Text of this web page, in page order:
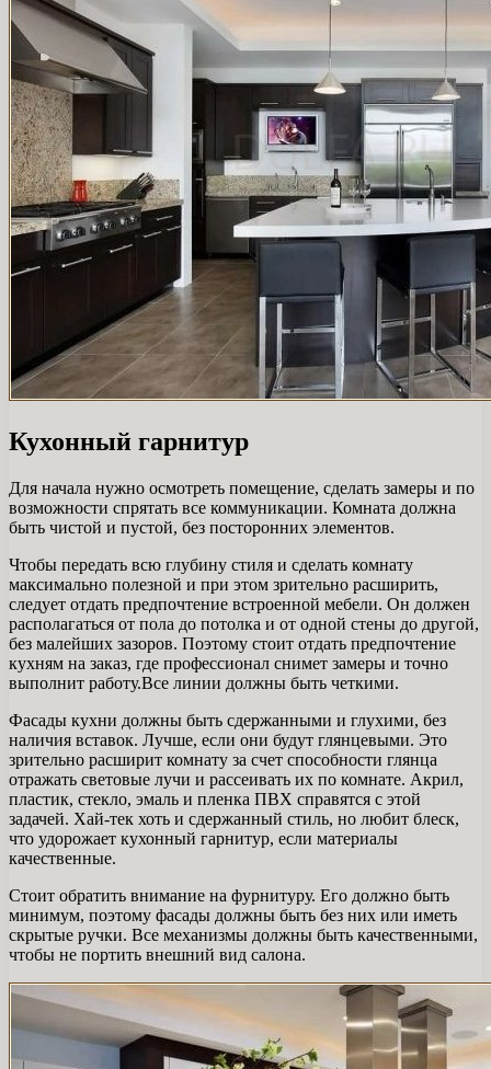
Кухонный гарнитур
Для начала нужно осмотреть помещение, сделать замеры и по
возможности спрятать все коммуникации. Комната должна
быть чистой и пустой, без посторонних элементов.
Чтобы передать всю глубину стиля и сделать комнату
максимально полезной и при этом зрительно расширить,
следует отдать предпочтение встроенной мебели. Он должен
располагаться от пола до потолка и от одной стены до другой,
без малейших зазоров. Поэтому стоит отдать предпочтение
кухням на заказ, где профессионал снимет замеры и точно
выполнит работу.Все линии должны быть четкими.
Фасады кухни должны быть сдержанными и глухими, без
наличия вставок. Лучше, если они будут глянцевыми. Это
зрительно расширит комнату за счет способности глянца
отражать световые лучи и рассеивать их по комнате. Акрил,
пластик, стекло, эмаль и пленка ПВХ справятся с этой
задачей. Хай-тек хоть и сдержанный стиль, но любит блеск,
что удорожает кухонный гарнитур, если материалы
качественные.
Стоит обратить внимание на фурнитуру. Его должно быть
минимум, поэтому фасады должны быть без них или иметь
скрытые ручки. Все механизмы должны быть качественными,
чтобы не портить внешний вид салона.